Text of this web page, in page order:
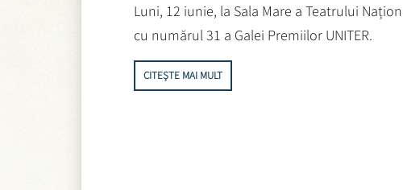
Luni, 12 iunie, la Sala Mare a Teatrului
cu numărul 31 a Galei Premiilor UNITER.
CITEȘTE MAI MULT